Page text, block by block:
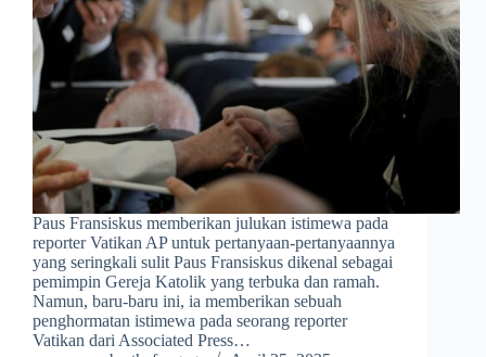
Paus Fransiskus memberikan julukan istimewa pada
reporter Vatikan AP untuk pertanyaan-pertanyaannya
yang seringkali sulit Paus Fransiskus dikenal sebagai
pemimpin Gereja Katolik yang terbuka dan ramah.
Namun, baru-baru ini, ia memberikan sebuah
penghormatan istimewa pada seorang reporter
Vatikan dari Associated Press…